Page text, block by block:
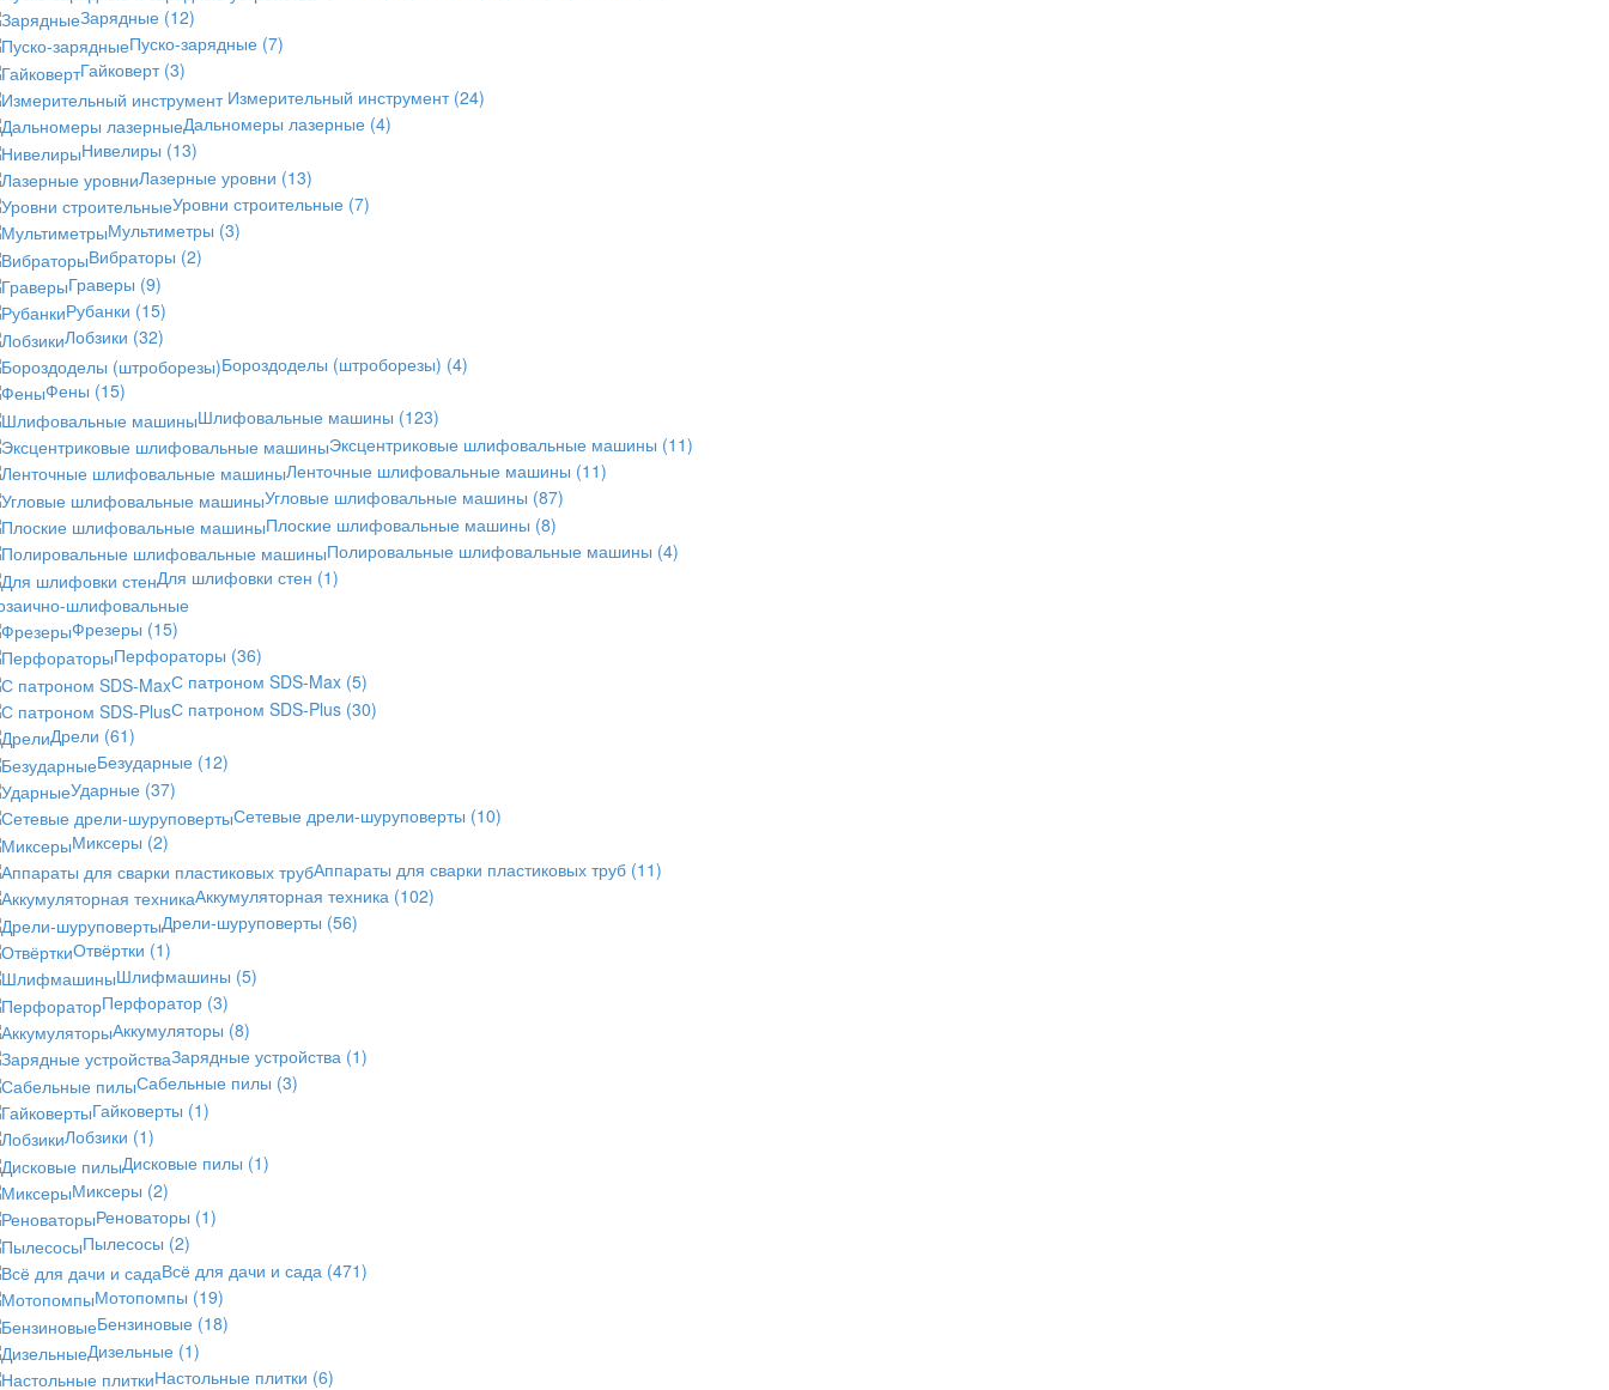
Зарядные (12)
Пуско-зарядные (7)
Гайковерт (3)
Измерительный инструмент (24)
Дальномеры лазерные (4)
Нивелиры (13)
Лазерные уровни (13)
Уровни строительные (7)
Мультиметры (3)
Вибраторы (2)
Граверы (9)
Рубанки (15)
Лобзики (32)
Бороздоделы (штроборезы) (4)
Фены (15)
Шлифовальные машины (123)
Эксцентриковые шлифовальные машины (11)
Ленточные шлифовальные машины (11)
Угловые шлифовальные машины (87)
Плоские шлифовальные машины (8)
Полировальные шлифовальные машины (4)
Для шлифовки стен (1)
шлифовальные
Фрезеры (15)
Перфораторы (36)
С патроном SDS-Max (5)
С патроном SDS-Plus (30)
Дрели (61)
Безударные (12)
Ударные (37)
Сетевые дрели-шуруповерты (10)
Миксеры (2)
Аппараты для сварки пластиковых труб (11)
Аккумуляторная техника (102)
Дрели-шуруповерты (56)
Отвёртки (1)
Шлифмашины (5)
Перфоратор (3)
Аккумуляторы (8)
Зарядные устройства (1)
Сабельные пилы (3)
Гайковерты (1)
Лобзики (1)
Дисковые пилы (1)
Миксеры (2)
Реноваторы (1)
Пылесосы (2)
Всё для дачи и сада (471)
Мотопомпы (19)
Бензиновые (18)
Дизельные (1)
Настольные плитки (6)